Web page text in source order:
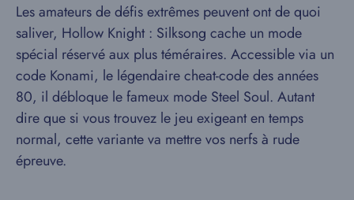
Les amateurs de défis extrêmes peuvent ont de quoi
saliver, Hollow Knight : Silksong cache un mode
spécial réservé aux plus téméraires. Accessible via un
code Konami, le légendaire cheat-code des années
80, il débloque le fameux mode Steel Soul. Autant
dire que si vous trouvez le jeu exigeant en temps
normal, cette variante va mettre vos nerfs à rude
épreuve.